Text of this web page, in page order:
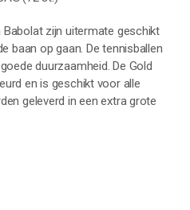
Babolat zijn uitermate geschikt
baan op gaan. De tennisballen
duurzaamheid. De Gold
en is geschikt voor alle
geleverd in een extra grote